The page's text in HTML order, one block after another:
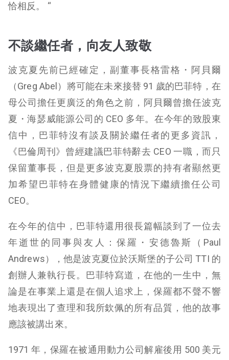
恰相反。 “
不談繼任者，向友人致敬
波克夏先前已經確定，副董事長格雷格・阿貝爾
（Greg Abel）將可能在未來接替 91 歲的巴菲特，在
母公司擔任更廣泛的角色之前，阿貝爾曾擔任波克
夏・海瑟威能源公司的 CEO 多年。在今年的致股東
信中，巴菲特沒有談及關於繼任者的更多資訊，
《巴倫周刊》曾經建議巴菲特辭去 CEO 一職，而只
保留董事長，但是更多波克夏股票的持有者顯然更
加希望巴菲特在身體健康的情況下繼續擔任公司
CEO。
在今年的信中，巴菲特還用很長篇幅談到了一位去
年逝世的同事與友人：保羅・安德魯斯（Paul
Andrews），他是波克夏位於沃斯堡的子公司 TTI 的
創辦人兼執行長。巴菲特寫道，在他的一生中，無
論是在事業上還是在個人追求上，保羅都不聲不響
地表現出了查理和我所欽佩的所有品質，他的故事
應該被講出來。
1971 年，保羅在被通用動力公司解雇後用 500 美元